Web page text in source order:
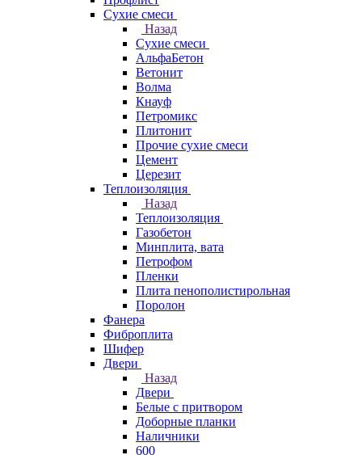
Сухие смеси
Назад
Сухие смеси
АльфаБетон
Ветонит
Волма
Кнауф
Петромикс
Плитонит
Прочие сухие смеси
Цемент
Церезит
Теплоизоляция
Назад
Теплоизоляция
Газобетон
Минплита, вата
Петрофом
Пленки
Плита пенополистирольная
Поролон
Фанера
Фиброплита
Шифер
Двери
Назад
Двери
Белые с притвором
Доборные планки
Наличники
600